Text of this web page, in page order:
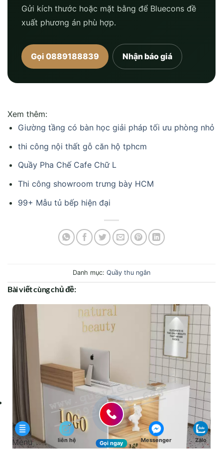
Gửi kích thước hoặc mặt bằng để Bluecons đề
xuất phương án phù hợp.
Gọi 0889188839 Nhận báo giá
Xem thêm:
Giường tầng có bàn học giải pháp tối ưu phòng nhỏ
thi công nội thất gỗ căn hộ tphcm
Quầy Pha Chế Cafe Chữ L
Thi công showroom trưng bày HCM
99+ Mẫu tủ bếp hiện đại
Danh mục: Quầy thu ngân
Bài viết cùng chủ đề:
Menu liên hệ Gọi ngay Messenger Zalo